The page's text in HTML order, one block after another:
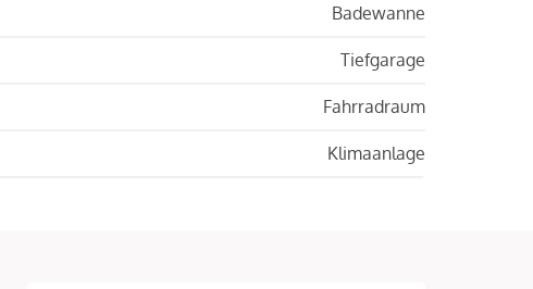
Badewanne
Tiefgarage
Fahrradraum
Klimaanlage